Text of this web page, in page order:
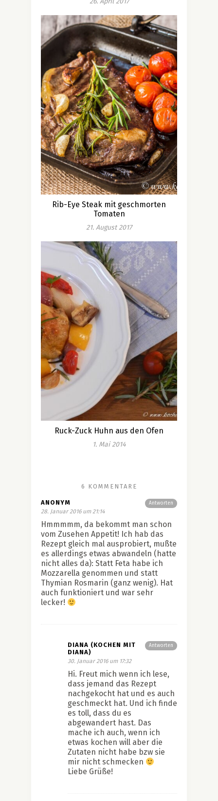
Rib-Eye Steak mit geschmorten
Tomaten
21. August 2017
Ruck-Zuck Huhn aus den Ofen
1. Mai 2014
6 KOMMENTARE
Antworten
ANONYM
28. Januar 2016 um 21:14
Hmmmmm, da bekommt man schon
vom Zusehen Appetit! Ich hab das
Rezept gleich mal ausprobiert, mußte
es allerdings etwas abwandeln (hatte
nicht alles da): Statt Feta habe ich
Mozzarella genommen und statt
Thymian Rosmarin (ganz wenig). Hat
auch funktioniert und war sehr
lecker!
Antworten
DIANA (KOCHEN MIT
DIANA)
30. Januar 2016 um 17:32
Hi. Freut mich wenn ich lese,
dass jemand das Rezept
nachgekocht hat und es auch
geschmeckt hat. Und ich finde
es toll, dass du es
abgewandert hast. Das
mache ich auch, wenn ich
etwas kochen will aber die
Zutaten nicht habe bzw sie
mir nicht schmecken
Liebe Grüße!